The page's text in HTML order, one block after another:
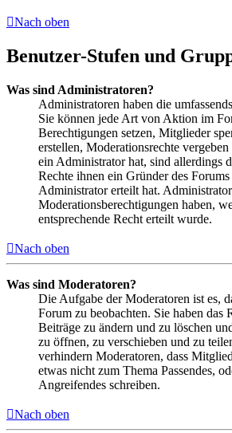
Nach oben
Benutzer-Stufen und
Was sind Administratoren?
Administratoren haben die
Sie können jede Art von Aktion im
Berechtigungen setzen, Mitglieder
erstellen, Moderationsrechte
ein Administrator hat, sind allerdings
Rechte ihnen ein Gründer des
Administrator erteilt hat.
Moderationsberechtigungen haben,
entsprechende Recht erteilt wurde.
Nach oben
Was sind Moderatoren?
Die Aufgabe der Moderatoren ist es,
Forum zu beobachten. Sie haben das
Beiträge zu ändern und zu löschen
zu öffnen, zu verschieben und zu
verhindern Moderatoren, dass
etwas nicht zum Thema Passendes,
Angreifendes schreiben.
Nach oben